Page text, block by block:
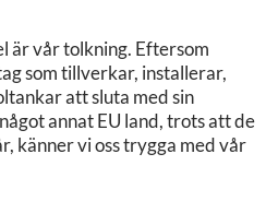
är vår tolkning. Eftersom
som tillverkar, installerar,
att sluta med sin
annat EU land, trots att de
känner vi oss trygga med vår